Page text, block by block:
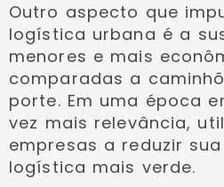
Outro aspecto que
logística urbana é a
menores e mais
comparadas a
porte. Em uma época
vez mais relevância,
empresas a reduzir
logística mais verde.